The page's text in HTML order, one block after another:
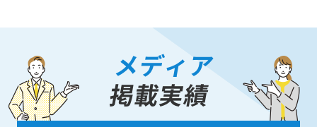
メディア
掲載実績